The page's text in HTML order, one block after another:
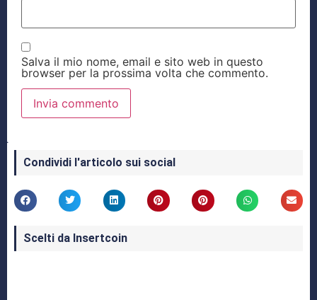
Salva il mio nome, email e sito web in questo
browser per la prossima volta che commento.
Condividi l'articolo sui social
Scelti da Insertcoin